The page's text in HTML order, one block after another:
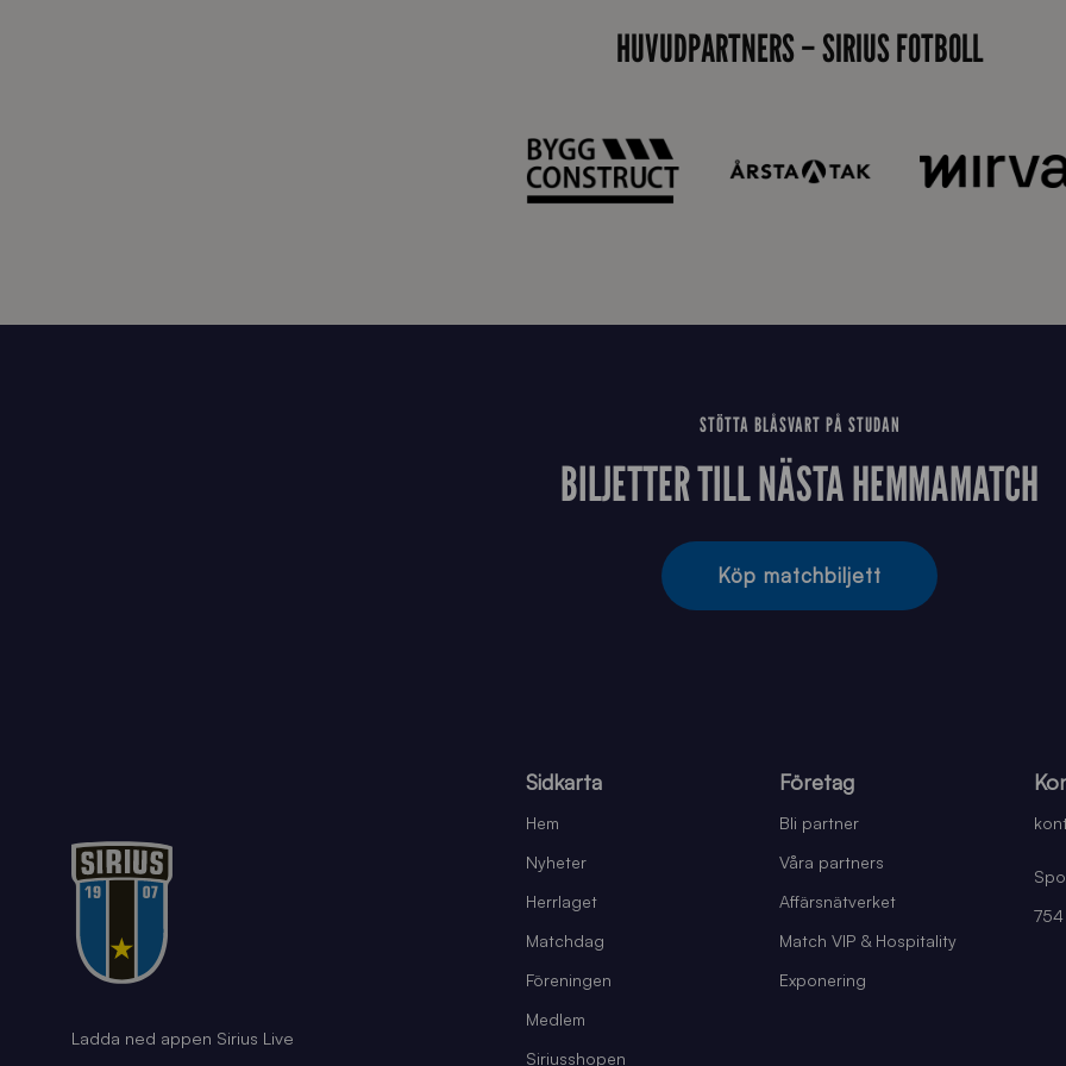
2
6
HUVUDPARTNERS – SIRIUS FOTBOLL
STÖTTA BLÅSVART PÅ STUDAN
BILJETTER TILL NÄSTA HEMMAMATCH
Köp matchbiljett
Ladda ned appen Sirius Live
Sidkarta
Hem
Nyheter
Herrlaget
Matchdag
Föreningen
Medlem
Siriusshopen
Företag
Bli partner
Våra partners
Affärsnätverket
Match VIP & Hospitality
Exponering
754